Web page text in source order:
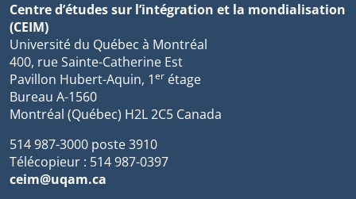
Centre d’études sur l’intégration et la mondialisation
(CEIM)
Université du Québec à Montréal
400, rue Sainte-Catherine Est
Pavillon Hubert-Aquin, 1er étage
Bureau A-1560
Montréal (Québec) H2L 2C5 Canada
514 987-3000 poste 3910
Télécopieur : 514 987-0397
ceim@uqam.ca